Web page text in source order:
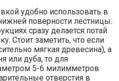
удобно использовать в
поверности лестницы.
сразу делается потай
Стоит заметить, что если
мягкая древесина), а
или дуба, то для
5-6 милимметров
отверстия в